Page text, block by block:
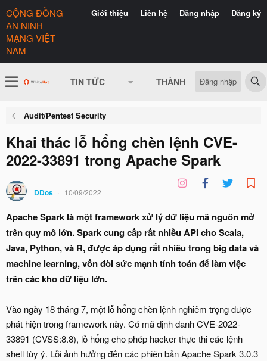
Giới thiệu Liên hệ Đăng nhập Đăng ký
CỘNG ĐỒNG
AN NINH
MẠNG VIỆT
NAM
TIN TỨC THÀNH VIÊN CÓ GÌ
Đăng nhập
Audit/Pentest Security
Khai thác lỗ hổng chèn lệnh CVE-
2022-33891 trong Apache Spark
DDos 10/09/2022
Apache Spark là một framework xử lý dữ liệu mã nguồn mở
trên quy mô lớn. Spark cung cấp rất nhiều API cho Scala,
Java, Python, và R, được áp dụng rất nhiều trong big data và
machine learning, vốn đòi sức mạnh tính toán để làm việc
trên các kho dữ liệu lớn.
Vào ngày 18 tháng 7, một lỗ hổng chèn lệnh nghiêm trọng được
phát hiện trong framework này. Có mã định danh CVE-2022-
33891 (CVSS:8.8), lỗ hổng cho phép hacker thực thi các lệnh
shell tùy ý. Lỗi ảnh hưởng đến các phiên bản Apache Spark 3.0.3